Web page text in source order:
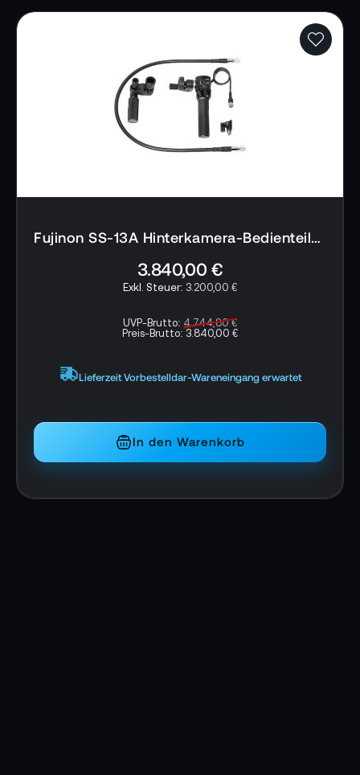
Fujinon SS-13A Hinterkamera-Bedienteile Kit
3.840,00 €
3.200,00 €
UVP-Brutto: 4.744,80 €
Preis-Brutto:3.840,00 €
Lieferzeit Vorbestelldar-Wareneingang erwartet
In den Warenkorb